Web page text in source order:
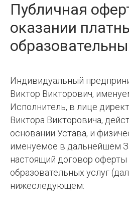
Публичная
оказании
Индивидуальный
Виктор Викторович,
Исполнитель, в лице
Виктора Викторовича,
основании Устава, и
именуемое в дальнейшем
настоящий договор оферты
образовательных услуг
нижеследующем: